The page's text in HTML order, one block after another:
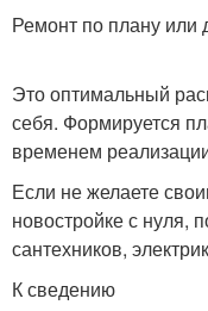
Ремонт по плану или
Это оптимальный
себя. Формируется
временем
Если не желаете
новостройке с нуля,
сантехников,
К сведению